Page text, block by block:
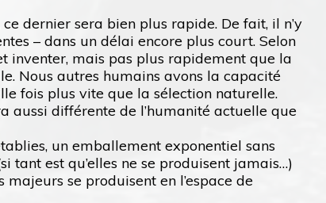
dernier sera bien plus rapide. De fait, il n’y
– dans un délai encore plus court. Selon
inventer, mais pas plus rapidement que la
Nous autres humains avons la capacité
fois plus vite que la sélection naturelle.
aussi différente de l’humanité actuelle que
un emballement exponentiel sans
tant est qu’elles ne se produisent jamais…)
se produisent en l’espace de